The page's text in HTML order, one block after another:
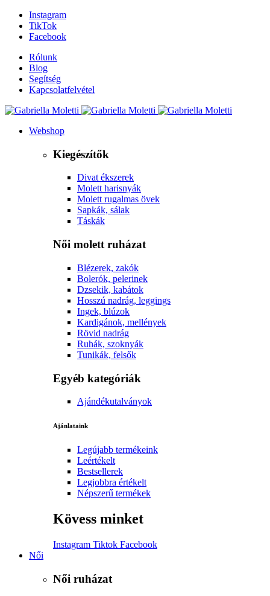
Instagram
TikTok
Facebook
Rólunk
Blog
Segítség
Kapcsolatfelvétel
Webshop
Kiegészítők
Divat ékszerek
Molett harisnyák
Molett rugalmas övek
Sapkák, sálak
Táskák
Női molett ruházat
Blézerek, zakók
Bolerók, pelerinek
Dzsekik, kabátok
Hosszú nadrág, leggings
Ingek, blúzok
Kardigánok, mellények
Rövid nadrág
Ruhák, szoknyák
Tunikák, felsők
Egyéb kategóriák
Ajándékutalványok
Ajánlataink
Legújabb termékeink
Leértékelt
Bestsellerek
Legjobbra értékelt
Népszerű termékek
Kövess minket
Instagram Tiktok Facebook
Női
Női ruházat